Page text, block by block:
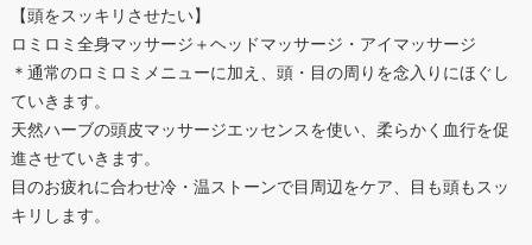
【頭をスッキリさせたい】
ロミロミ全身マッサージ＋ヘッドマッサージ・アイマッサージ
＊通常のロミロミメニューに加え、頭・目の周りを念入りにほぐし
ていきます。
天然ハーブの頭皮マッサージエッセンスを使い、柔らかく血行を促
進させていきます。
目のお疲れに合わせ冷・温ストーンで目周辺をケア、目も頭もスッ
キリします。